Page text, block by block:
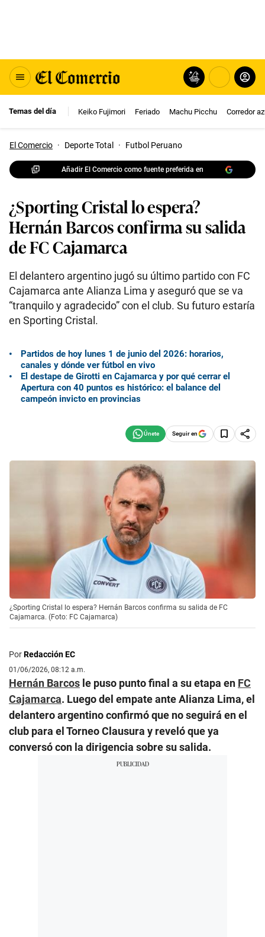
Temas del día Keiko Fujimori Feriado Machu Picchu Corredor
El Comercio · Deporte Total · Futbol Peruano
Añadir El Comercio como fuente preferida en
¿Sporting Cristal lo espera?
Hernán Barcos confirma su salida
de FC Cajamarca
El delantero argentino jugó su último partido con FC
Cajamarca ante Alianza Lima y aseguró que se va
“tranquilo y agradecido” con el club. Su futuro estaría
en Sporting Cristal.
Partidos de hoy lunes 1 de junio del 2026: horarios,
canales y dónde ver fútbol en vivo
El destape de Girotti en Cajamarca y por qué cerrar el
Apertura con 40 puntos es histórico: el balance del
campeón invicto en provincias
Seguir en
¿Sporting Cristal lo espera? Hernán Barcos confirma su salida de FC
Cajamarca. (Foto: FC Cajamarca)
PorRedacción EC
01/06/2026, 08:12 a.m.
Hernán Barcos le puso punto final a su etapa en FC
Cajamarca. Luego del empate ante Alianza Lima, el
delantero argentino confirmó que no seguirá en el
club para el Torneo Clausura y reveló que ya
conversó con la dirigencia sobre su salida.